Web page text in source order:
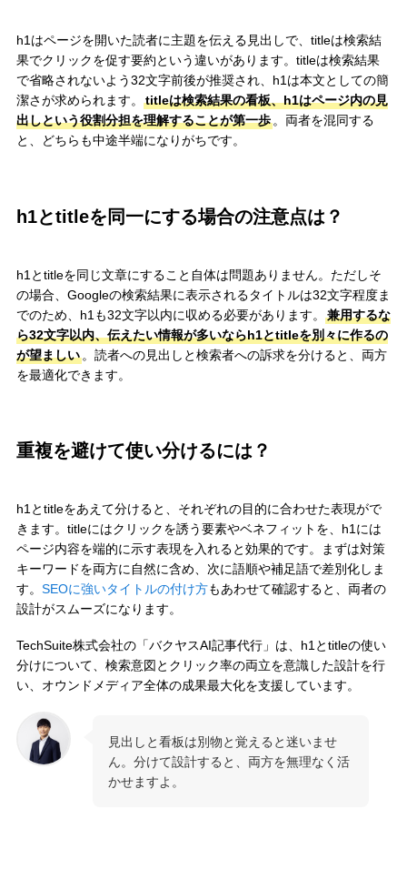
h1はページを開いた読者に主題を伝える見出しで、titleは検索結
果でクリックを促す要約という違いがあります。titleは検索結果
で省略されないよう32文字前後が推奨され、h1は本文としての簡
潔さが求められます。
titleは検索結果の看板、h1はページ内の見
出しという役割分担を理解することが第一歩。両者を混同する
と、どちらも中途半端になりがちです。
h1とtitleを同一にする場合の注意点は？
h1とtitleを同じ文章にすること自体は問題ありません。ただしそ
の場合、Googleの検索結果に表示されるタイトルは32文字程度ま
でのため、h1も32文字以内に収める必要があります。
兼用するな
ら32文字以内、伝えたい情報が多いならh1とtitleを別々に作るの
が望ましい。読者への見出しと検索者への訴求を分けると、両方
を最適化できます。
重複を避けて使い分けるには？
h1とtitleをあえて分けると、それぞれの目的に合わせた表現がで
きます。titleにはクリックを誘う要素やベネフィットを、h1には
ページ内容を端的に示す表現を入れると効果的です。まずは対策
キーワードを両方に自然に含め、次に語順や補足語で差別化しま
す。 SEOに強いタイトルの付け方もあわせて確認すると、両者の
設計がスムーズになります。
TechSuite株式会社の「バクヤスAI記事代行」は、h1とtitleの使い
分けについて、検索意図とクリック率の両立を意識した設計を行
い、オウンドメディア全体の成果最大化を支援しています。
見出しと看板は別物と覚えると迷いませ
ん。分けて設計すると、両方を無理なく活
かせますよ。